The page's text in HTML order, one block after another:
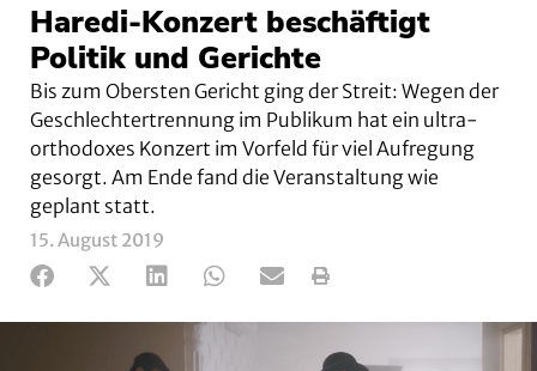
Haredi-Konzert beschäftigt
Politik und Gerichte
Bis zum Obersten Gericht ging der Streit: Wegen der
Geschlechtertrennung im Publikum hat ein ultra-
orthodoxes Konzert im Vorfeld für viel Aufregung
gesorgt. Am Ende fand die Veranstaltung wie
geplant statt.
15. August 2019